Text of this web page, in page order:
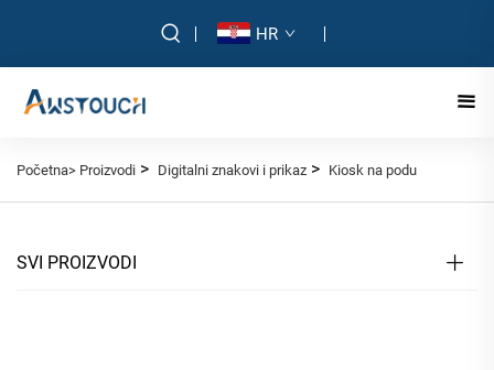
HR
Početna> Proizvodi > Digitalni znakovi i prikaz > Kiosk na podu
SVI PROIZVODI